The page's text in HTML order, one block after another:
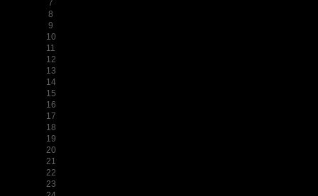
7
8
9
10
11
12
13
14
15
16
17
18
19
20
21
22
23